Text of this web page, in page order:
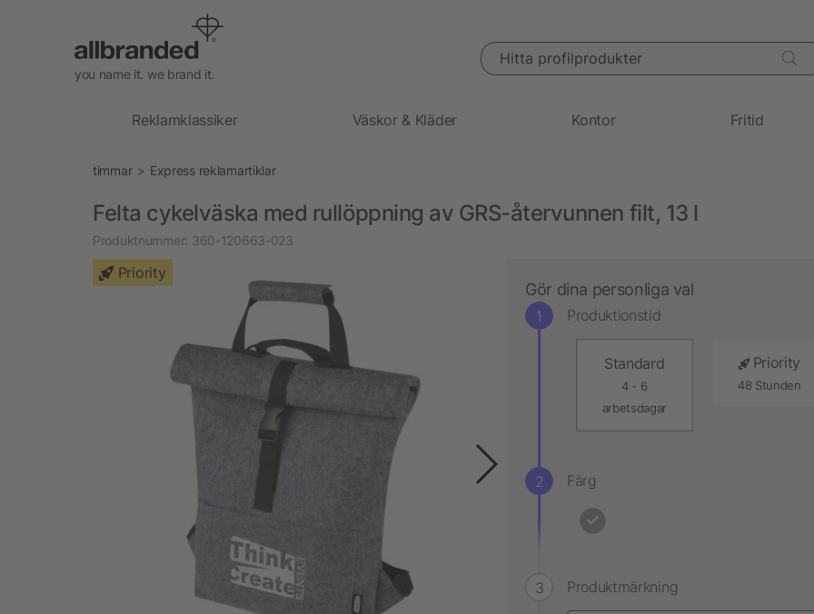
you name it. we brand it.
Hitta profilprodukter
Reklamklassiker Väskor & Kläder Kontor Fritid
timmar Express reklamartiklar
Felta cykelväska med rullöppning av GRS-återvunnen filt, 13 l
Produktnummer: 360-120663-023
Priority
Gör dina personliga val
Produktionstid
Standard
4 - 6
arbetsdagar
Priority
48 Stunden
Färg
Produktmärkning